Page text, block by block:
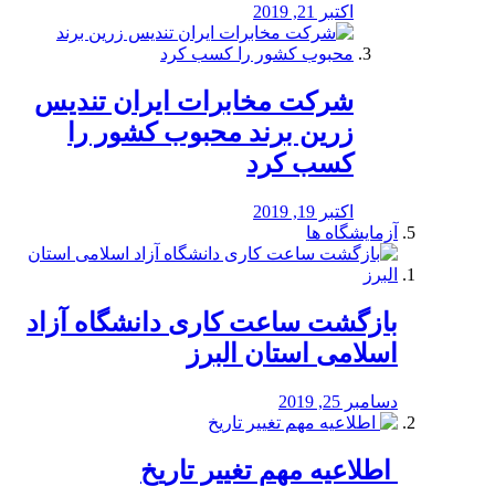
اکتبر 21, 2019
شرکت مخابرات ایران تندیس
زرین برند محبوب کشور را
کسب کرد
اکتبر 19, 2019
آزمایشگاه ها
بازگشت ساعت کاری دانشگاه آزاد
اسلامی استان البرز
دسامبر 25, 2019
️ اطلاعیه مهم تغییر تاریخ